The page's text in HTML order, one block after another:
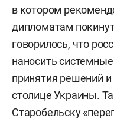
в котором
дипломатам
говорилось, что
наносить
принятия решений
столице Украины.
Старобельску